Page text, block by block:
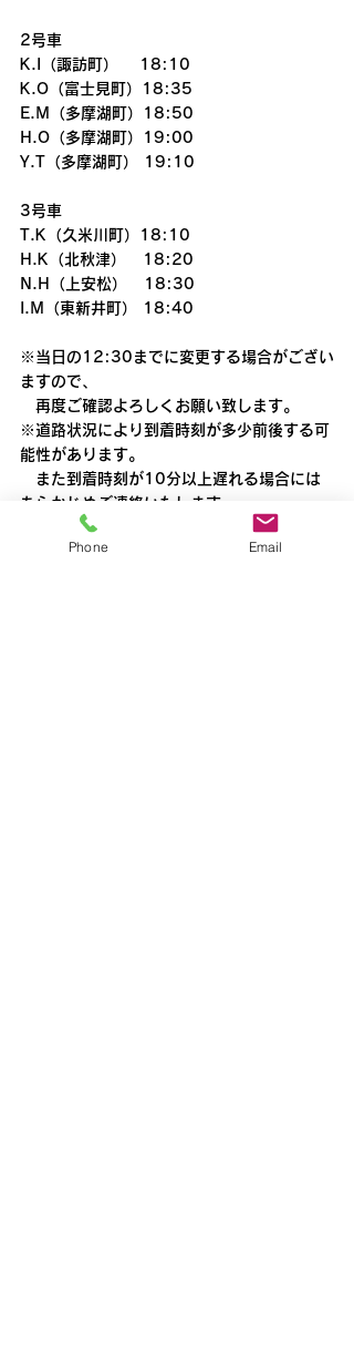
2号車
K.I（諏訪町）　 18:10
K.O（富士見町）18:35
E.M（多摩湖町）18:50
H.O（多摩湖町）19:00
Y.T（多摩湖町） 19:10
3号車
T.K（久米川町）18:10
H.K（北秋津）   18:20
N.H（上安松）   18:30
I.M（東新井町） 18:40
※当日の12:30までに変更する場合がござい
ますので、
再度ご確認よろしくお願い致します。
※道路状況により到着時刻が多少前後する可
能性があります。
また到着時刻が10分以上遅れる場合には
あらかじめご連絡いたします。
Phone Email